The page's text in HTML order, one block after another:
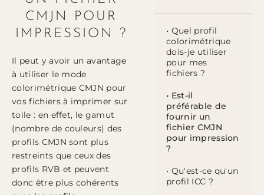
CMJN POUR
IMPRESSION ?
Il peut y avoir un avantage
à utiliser le mode
colorimétrique CMJN pour
vos fichiers à imprimer sur
toile : en effet, le gamut
(nombre de couleurs) des
profils CMJN sont plus
restreints que ceux des
profils RVB et peuvent
donc être plus cohérents
• Quel profil
colorimétrique
dois-je utiliser
pour mes
fichiers ?
• Est-il
préférable de
fournir un
fichier CMJN
pour impression
?
• Qu'est-ce qu'un
profil ICC ?